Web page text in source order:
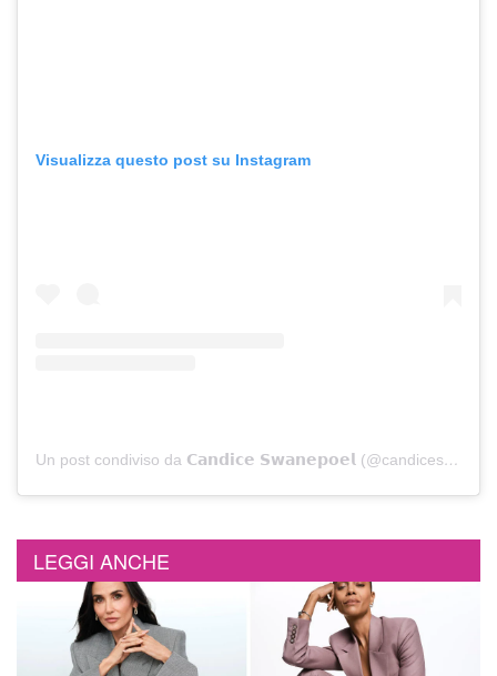
Visualizza questo post su Instagram
Un post condiviso da 𝗖𝗮𝗻𝗱𝗶𝗰𝗲 𝗦𝘄𝗮𝗻𝗲𝗽𝗼𝗲𝗹 (@candiceswanepoel)
LEGGI ANCHE